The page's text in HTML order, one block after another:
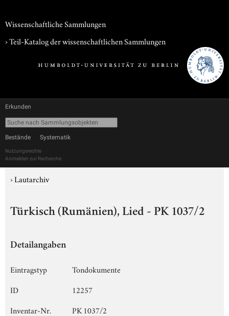
Wissenschaftliche Sammlungen
› Teil-Katalog der wissenschaftlichen Sammlungen
Erkunden
Bestände Systematik
Nutzungsrechte
Anmelden zur Recherche
›Lautarchiv
Türkisch (Rumänien), Lied - PK 1037/2
Detailangaben
Eintragstyp
Tondokumente
ID
12257
Inventar-Nr.
PK 1037/2